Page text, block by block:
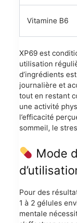
Vitamine B6
XP69 est
utilisation
d’ingrédients
journalière et
tout en restant
une activité
l’efficacité
sommeil, le
Mode
Pour des
1 à 2 gélules
mentale